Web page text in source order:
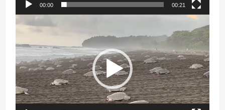
00:00 00:21
Reproductor
de